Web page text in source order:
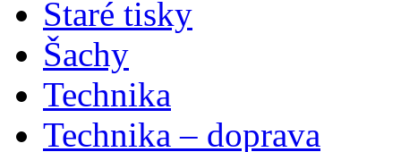
Staré tisky
Šachy
Technika
Technika – doprava